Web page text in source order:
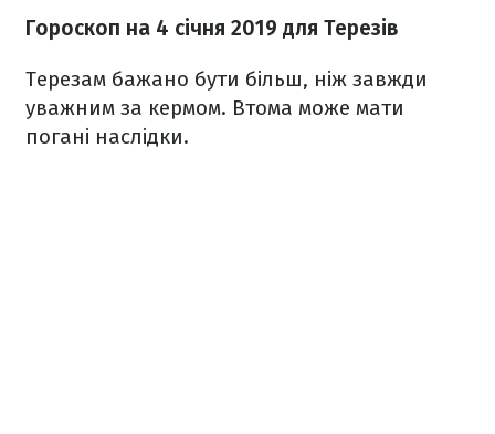
Гороскоп на 4 січня 2019 для Терезів
Терезам бажано бути більш, ніж завжди
уважним за кермом. Втома може мати
погані наслідки.